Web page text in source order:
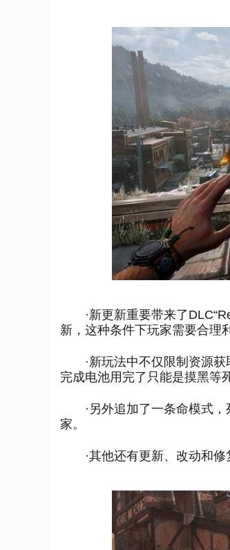
·新更新重要带来了
新，这种条件下玩家需要合理
·新玩法中不仅限制资源
完成电池用完了只能是摸黑等
·另外追加了一条命模式
家。
·其他还有更新、改动和修